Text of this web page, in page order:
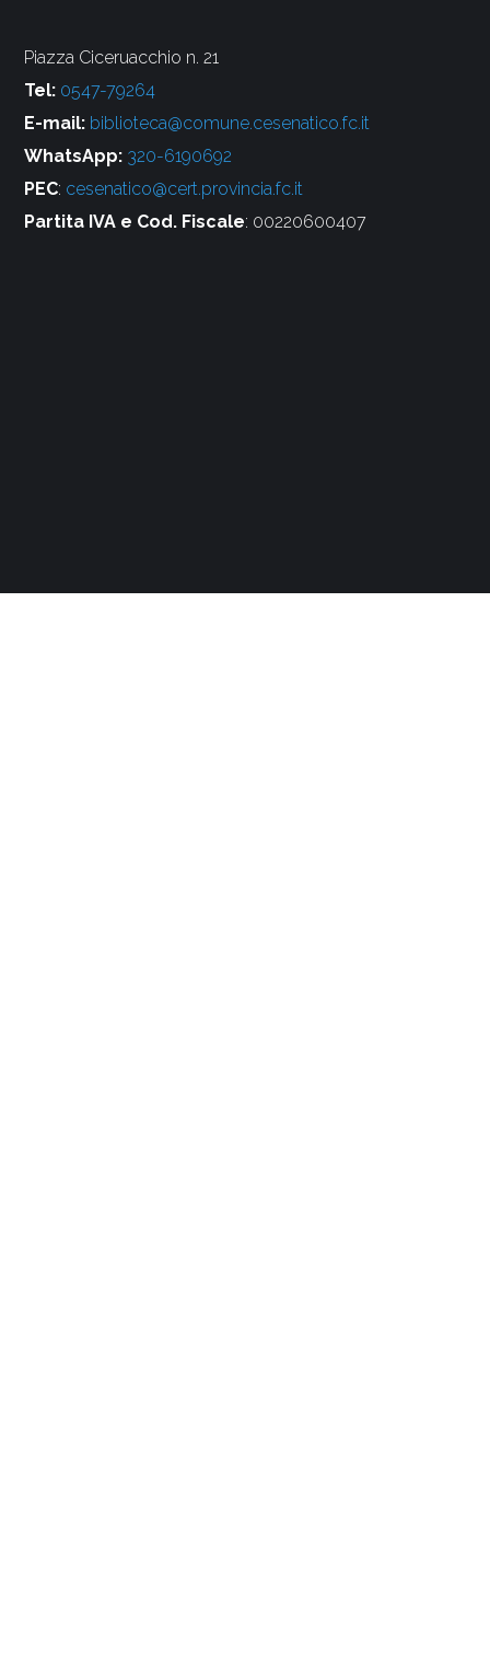
Piazza Ciceruacchio n. 21
Tel: 0547-79264
E-mail: biblioteca@comune.cesenatico.fc.it
WhatsApp: 320-6190692
PEC: cesenatico@cert.provincia.fc.it
Partita IVA e Cod. Fiscale: 00220600407